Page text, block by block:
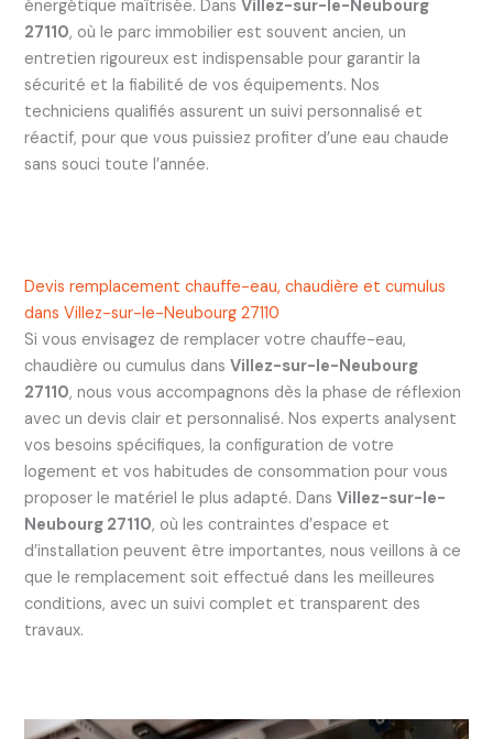
énergétique maîtrisée. Dans Villez-sur-le-Neubourg
27110, où le parc immobilier est souvent ancien, un
entretien rigoureux est indispensable pour garantir la
sécurité et la fiabilité de vos équipements. Nos
techniciens qualifiés assurent un suivi personnalisé et
réactif, pour que vous puissiez profiter d’une eau chaude
sans souci toute l’année.
Devis remplacement chauffe-eau, chaudière et cumulus
dans Villez-sur-le-Neubourg 27110
Si vous envisagez de remplacer votre chauffe-eau,
chaudière ou cumulus dans Villez-sur-le-Neubourg
27110, nous vous accompagnons dès la phase de réflexion
avec un devis clair et personnalisé. Nos experts analysent
vos besoins spécifiques, la configuration de votre
logement et vos habitudes de consommation pour vous
proposer le matériel le plus adapté. Dans Villez-sur-le-
Neubourg 27110, où les contraintes d’espace et
d’installation peuvent être importantes, nous veillons à ce
que le remplacement soit effectué dans les meilleures
conditions, avec un suivi complet et transparent des
travaux.